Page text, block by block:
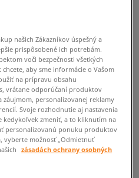
našich Zákazníkov úspešný a
prispôsobené ich potrebám.
voči bezpečnosti všetkých
aby sme informácie o Vašom
na prípravu obsahu
vrátane odporúčaní produktov
záujmom, personalizovanej reklamy
Svoje rozhodnutie aj nastavenia
kedykoľvek zmeniť, a to kliknutím na
personalizovanú ponuku produktov
vyberte možnosť „Odmietnuť
zásadách ochrany osobných